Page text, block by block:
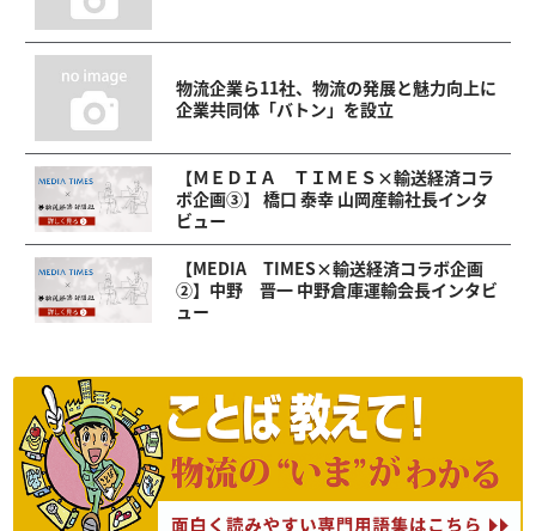
物流企業ら11社、物流の発展と魅力向上に
企業共同体「バトン」を設立
【ＭＥＤＩＡ ＴＩＭＥＳ×輸送経済コラ
ボ企画③】 橋口 泰幸 山岡産輸社長インタ
ビュー
【MEDIA TIMES×輸送経済コラボ企画
②】中野 晋一 中野倉庫運輸会長インタビ
ュー